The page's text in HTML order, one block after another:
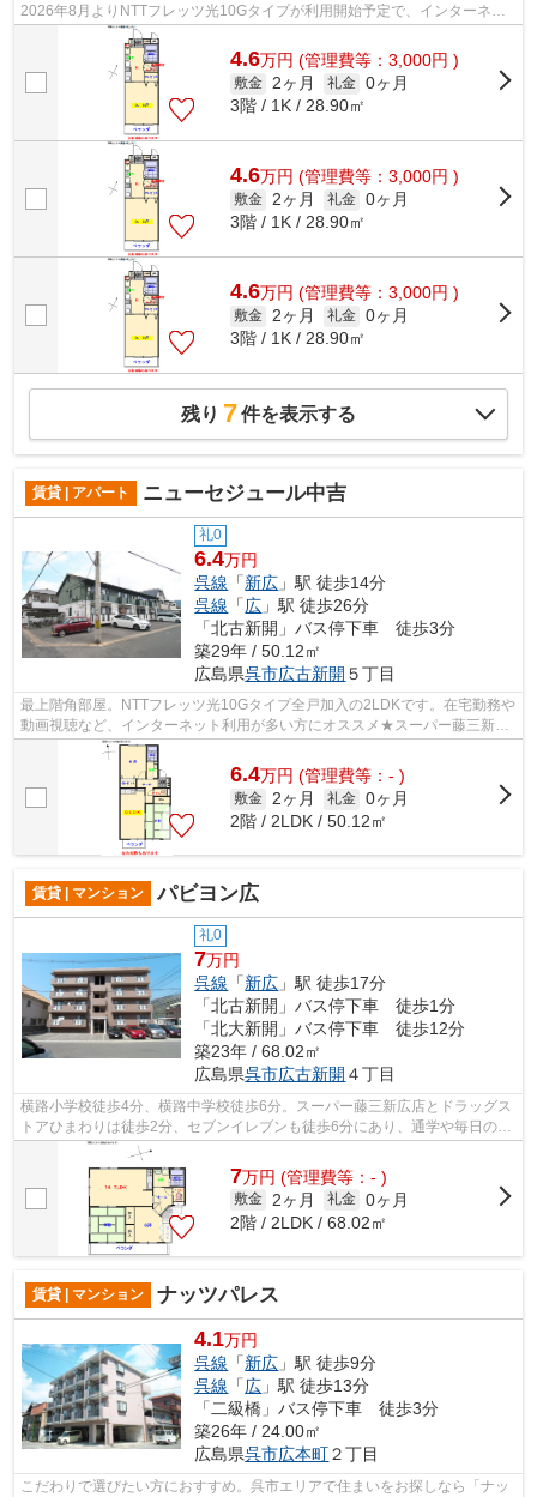
2026年8月よりNTTフレッツ光10Gタイプが利用開始予定で、インターネッ
ト使用料は無料。集合玄関オートロックやTV...
4.6万円 (管理費等：3,000円 )
敷金 2ヶ月 礼金 0ヶ月
3階 / 1K / 28.90㎡
4.6万円 (管理費等：3,000円 )
敷金 2ヶ月 礼金 0ヶ月
3階 / 1K / 28.90㎡
4.6万円 (管理費等：3,000円 )
敷金 2ヶ月 礼金 0ヶ月
3階 / 1K / 28.90㎡
残り 7件を表示する
賃貸 | アパート ニューセジュール中吉
礼0
6.4万円
呉線 「新広 」駅 徒歩14分
呉線 「広 」駅 徒歩26分
「北古新開」バス停下車 徒歩3分
築29年 / 50.12㎡
広島県呉市広古新開 ５丁目
最上階角部屋。NTTフレッツ光10Gタイプ全戸加入の2LDKです。在宅勤務や
動画視聴など、インターネット利用が多い方にオススメ★スーパー藤三新広
店徒歩3分、ドラッグストアひまわり徒歩2...
6.4万円 (管理費等：- )
敷金 2ヶ月 礼金 0ヶ月
2階 / 2LDK / 50.12㎡
賃貸 | マンション パビヨン広
礼0
7万円
呉線 「新広 」駅 徒歩17分
「北古新開」バス停下車 徒歩1分
「北大新開」バス停下車 徒歩12分
築23年 / 68.02㎡
広島県呉市広古新開 ４丁目
横路小学校徒歩4分、横路中学校徒歩6分。スーパー藤三新広店とドラッグス
トアひまわりは徒歩2分、セブンイレブンも徒歩6分にあり、通学や毎日の買
い物に便利な住環境です。14.7帖のLDK...
7万円 (管理費等：- )
敷金 2ヶ月 礼金 0ヶ月
2階 / 2LDK / 68.02㎡
賃貸 | マンション ナッツパレス
4.1万円
呉線 「新広 」駅 徒歩9分
呉線 「広 」駅 徒歩13分
「二級橋」バス停下車 徒歩3分
築26年 / 24.00㎡
広島県呉市広本町２丁目
こだわりで選びたい方におすすめ。呉市エリアで住まいをお探しなら「ナッ